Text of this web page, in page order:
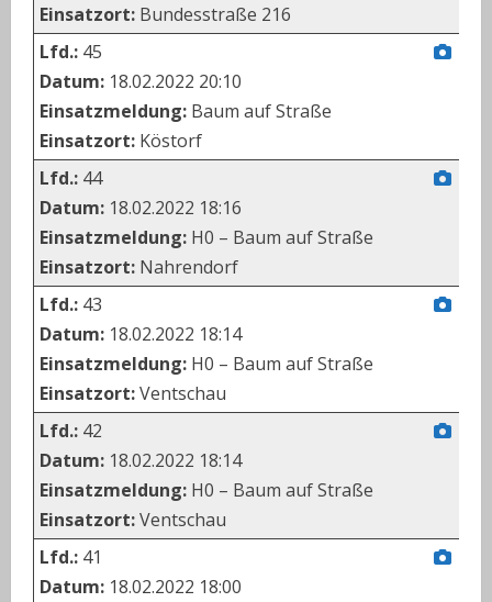
Einsatzort: Bundesstraße 216
Lfd.: 45
Datum: 18.02.2022 20:10
Einsatzmeldung: Baum auf Straße
Einsatzort: Köstorf
Lfd.: 44
Datum: 18.02.2022 18:16
Einsatzmeldung: H0 – Baum auf Straße
Einsatzort: Nahrendorf
Lfd.: 43
Datum: 18.02.2022 18:14
Einsatzmeldung: H0 – Baum auf Straße
Einsatzort:Ventschau
Lfd.: 42
Datum: 18.02.2022 18:14
Einsatzmeldung: H0 – Baum auf Straße
Einsatzort:Ventschau
Lfd.: 41
Datum: 18.02.2022 18:00